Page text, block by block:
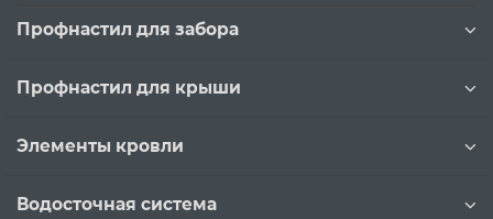
Профнастил для забора
Профнастил для крыши
Элементы кровли
Водосточная система